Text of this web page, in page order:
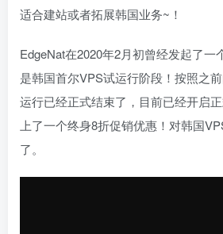
适合建站或者拓展韩国业务~！
EdgeNat在2020年2月初曾经发起了一
是韩国首尔VPS试运行阶段！按照之
运行已经正式结束了，目前已经开启
上了一个终身8折促销优惠！对韩国
了。